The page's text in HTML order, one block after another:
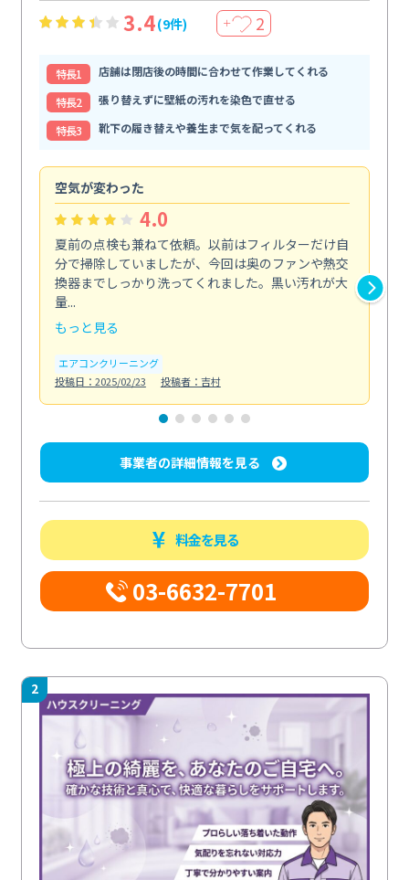
3.4(9件) ＋ 2
特⻑1
店舗は閉店後の時間に合わせて作業してくれる
特⻑2
張り替えずに壁紙の汚れを染色で直せる
特⻑3
靴下の履き替えや養生まで気を配ってくれる
空気が変わった
4.0
夏前の点検も兼ねて依頼。以前はフィルターだけ自
分で掃除していましたが、今回は奥のファンや熱交
換器までしっかり洗ってくれました。黒い汚れが大
量...
もっと見る
エアコンクリーニング
投稿日：2025/02/23
投稿者：吉村
事業者の詳細情報を見る
料金を見る
03-6632-7701
2